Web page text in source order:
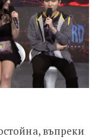
въпреки